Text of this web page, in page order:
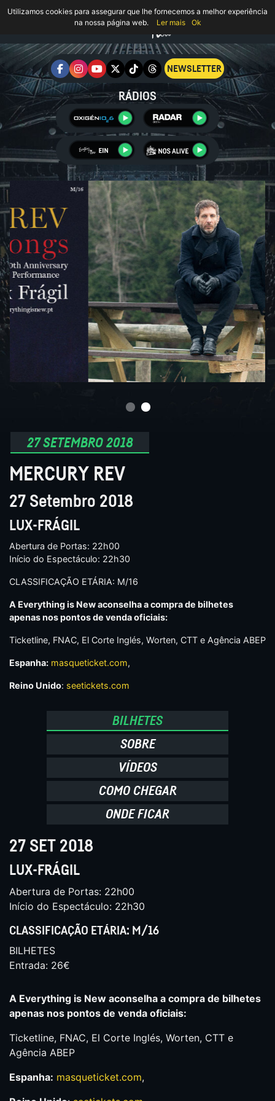
NEWSLETTER
RÁDIOS
27 SETEMBRO 2018
MERCURY REV
27 Setembro 2018
LUX-FRÁGIL
Abertura de Portas: 22h00
Início do Espectáculo: 22h30
CLASSIFICAÇÃO ETÁRIA: M/16
A Everything is New aconselha a compra de bilhetes
apenas nos pontos de venda oficiais:
Ticketline, FNAC, El Corte Inglés, Worten, CTT e Agência ABEP
Espanha: masqueticket.com,
Reino Unido: seetickets.com
BILHETES
SOBRE
VÍDEOS
COMO CHEGAR
ONDE FICAR
27 SET 2018
LUX-FRÁGIL
Abertura de Portas: 22h00
Início do Espectáculo: 22h30
CLASSIFICAÇÃO ETÁRIA: M/16
BILHETES
Entrada: 26€
A Everything is New aconselha a compra de bilhetes
apenas nos pontos de venda oficiais:
Ticketline, FNAC, El Corte Inglés, Worten, CTT e
Agência ABEP
Espanha: masqueticket.com,
Utilizamos cookies para assegurar que lhe fornecemos a melhor experiência
na nossa página web.
Ler mais Ok